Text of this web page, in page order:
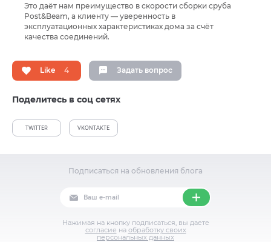
Это даёт нам преимущество в скорости сборки сруба
Post&Beam, а клиенту — уверенность в
эксплуатационных характеристиках дома за счёт
качества соединений.
Like 4 Задать вопрос
Поделитесь в соц сетях
TWITTER VKONTAKTE
Подписаться на обновления блога
Нажимая на кнопку подписаться, вы даете
согласие на обработку своих
персональных данных